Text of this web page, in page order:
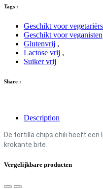
Tags :
Geschikt voor vegetariërs
Geschikt voor veganisten
Glutenvrij ,
Lactose vrij ,
Suiker vrij
Share :
Description
De tortilla chips chili heeft een
krokante bite.
Vergelijkbare producten